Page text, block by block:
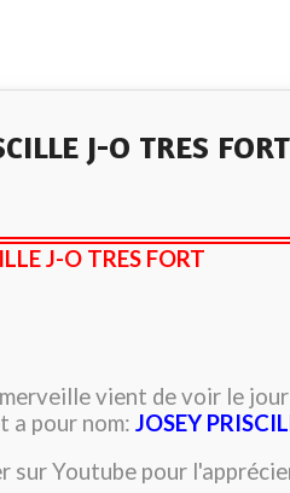
J-O TRES FORT
J-O TRES FORT
vient de voir le
a pour nom:JOSEY
sur Youtube pour